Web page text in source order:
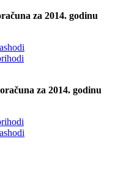
za 2014. godinu
za 2014. godinu